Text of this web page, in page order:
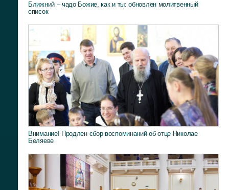
Ближний – чадо Божие, как и ты: обновлен молитвенный
список
Внимание! Продлен сбор воспоминаний об отце Николае
Беляеве